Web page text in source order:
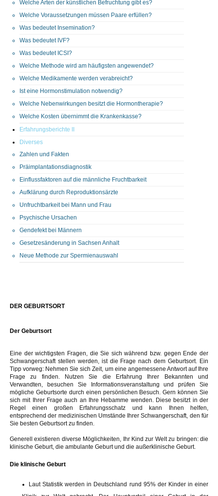
Welche Arten der künstlichen Befruchtung gibt es?
Welche Voraussetzungen müssen Paare erfüllen?
Was bedeutet Insemination?
Was bedeutet IVF?
Was bedeutet ICSI?
Welche Methode wird am häufigsten angewendet?
Welche Medikamente werden verabreicht?
Ist eine Hormonstimulation notwendig?
Welche Nebenwirkungen besitzt die Hormontherapie?
Welche Kosten übernimmt die Krankenkasse?
Erfahrungsberichte II
Diverses
Zahlen und Fakten
Präimplantationsdiagnostik
Einflussfaktoren auf die männliche Fruchtbarkeit
Aufklärung durch Reproduktionsärzte
Unfruchtbarkeit bei Mann und Frau
Psychische Ursachen
Gendefekt bei Männern
Gesetzesänderung in Sachsen Anhalt
Neue Methode zur Spermienauswahl
DER GEBURTSORT
Der Geburtsort
Eine der wichtigsten Fragen, die Sie sich während bzw. gegen Ende der
Schwangerschaft stellen werden, ist die Frage nach dem Geburtsort. Ein
Tipp vorweg: Nehmen Sie sich Zeit, um eine angemessene Antwort auf Ihre
Frage zu finden. Nutzen Sie die Erfahrung Ihrer Bekannten und
Verwandten, besuchen Sie Informationsveranstaltung und prüfen Sie
mögliche Geburtsorte durch einen persönlichen Besuch. Gern können Sie
sich mit Ihrer Frage auch an Ihre Hebamme wenden. Diese besitzt in der
Regel einen großen Erfahrungsschatz und kann Ihnen helfen,
entsprechend der medizinischen Umstände Ihrer Schwangerschaft, den für
Sie besten Geburtsort zu finden.
Generell existieren diverse Möglichkeiten, Ihr Kind zur Welt zu bringen: die
klinische Geburt, die ambulante Geburt und die außerklinische Geburt.
Die klinische Geburt
Laut Statistik werden in Deutschland rund 95% der Kinder in einer